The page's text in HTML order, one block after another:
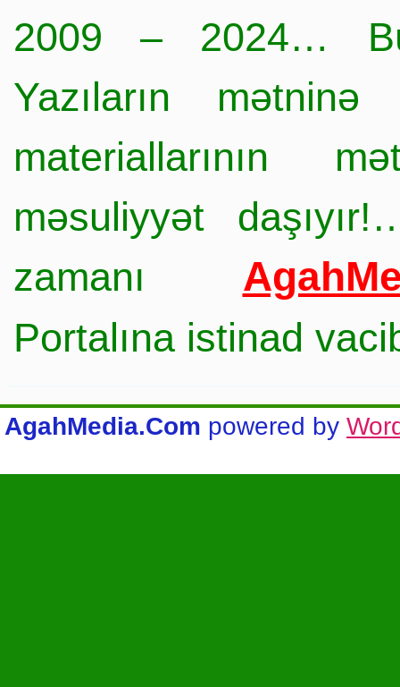
2009 – 2024…
Yazıların
materiallarının
məsuliyyət
zamanı
Portalına istinad
AgahMedia.Com powered by